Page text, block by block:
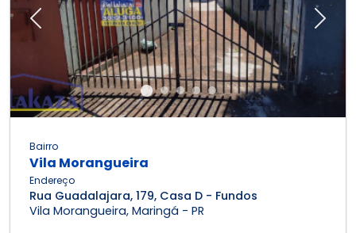
Previous Next
Bairro
Vila Morangueira
Endereço
Rua Guadalajara, 179, Casa D - Fundos
Vila Morangueira, Maringá - PR